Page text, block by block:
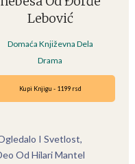
Lebović
Domaća Književna Dela
Drama
Kupi Knjigu - 1199 rsd